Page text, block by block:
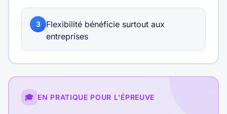
3
Flexibilité bénéficie surtout aux
entreprises
🎓 EN PRATIQUE POUR L'ÉPREUVE